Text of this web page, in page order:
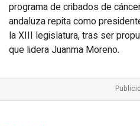
programa de cribados de
andaluza repita como
la XIII legislatura, tras ser
que lidera Juanma Moreno.